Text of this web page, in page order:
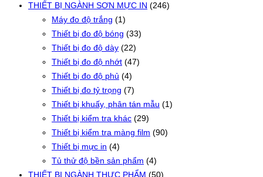
THIẾT BỊ NGÀNH SƠN MỰC IN (246)
Máy đo độ trắng (1)
Thiết bị đo độ bóng (33)
Thiết bị đo độ dày (22)
Thiết bị đo độ nhớt (47)
Thiết bị đo độ phủ (4)
Thiết bị đo tỷ trọng (7)
Thiết bị khuấy, phân tán mẫu (1)
Thiết bị kiểm tra khác (29)
Thiết bị kiểm tra màng film (90)
Thiết bị mực in (4)
Tủ thử độ bền sản phẩm (4)
THIẾT BỊ NGÀNH THỰC PHẨM (50)